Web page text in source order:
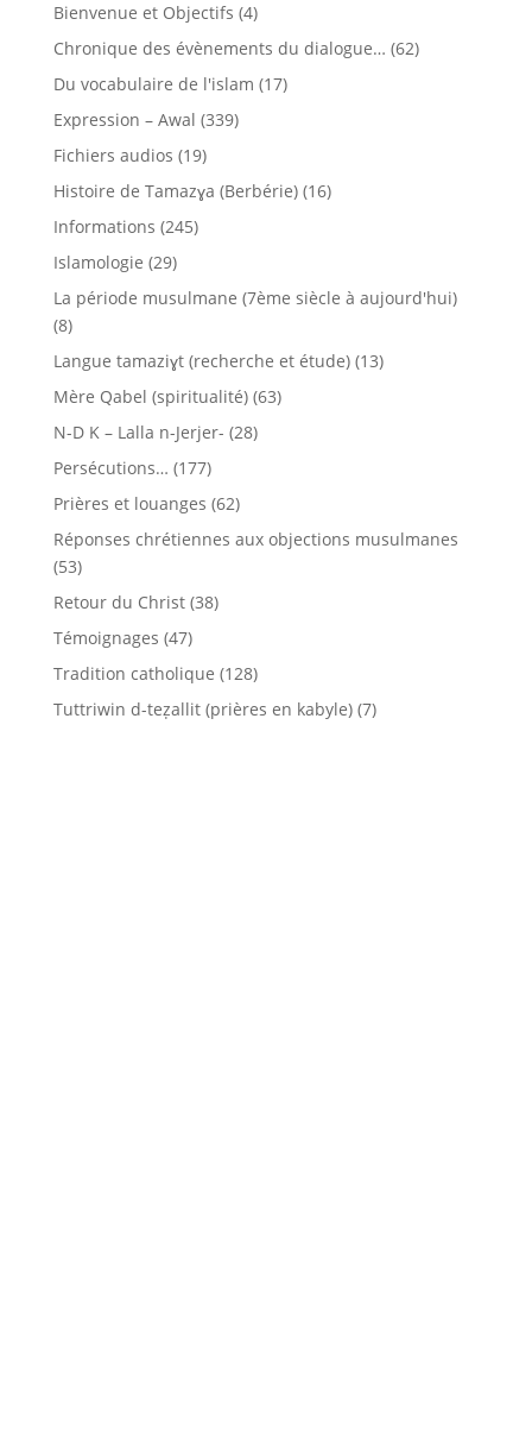
Bienvenue et Objectifs (4)
Chronique des évènements du dialogue… (62)
Du vocabulaire de l'islam (17)
Expression – Awal (339)
Fichiers audios (19)
Histoire de Tamazɣa (Berbérie)(16)
Informations (245)
Islamologie (29)
La période musulmane (7ème siècle à aujourd'hui)
(8)
Langue tamaziɣt (recherche et étude)(13)
Mère Qabel (spiritualité)(63)
N-D K – Lalla n-Jerjer- (28)
Persécutions… (177)
Prières et louanges (62)
Réponses chrétiennes aux objections musulmanes
(53)
Retour du Christ(38)
Témoignages (47)
Tradition catholique (128)
Tuttriwin d-teẓallit (prières en kabyle)(7)